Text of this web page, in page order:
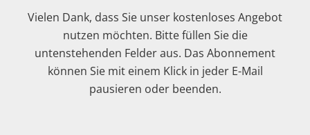
Vielen Dank, dass Sie unser kostenloses Angebot
nutzen möchten. Bitte füllen Sie die
untenstehenden Felder aus. Das Abonnement
können Sie mit einem Klick in jeder E-Mail
pausieren oder beenden.